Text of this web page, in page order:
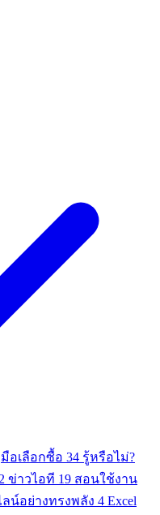
อเลือกซื้อ 34 รู้หรือไม่?
ข่าวไอที 19 สอนใช้งาน
ลน์อย่างทรงพลัง 4 Excel